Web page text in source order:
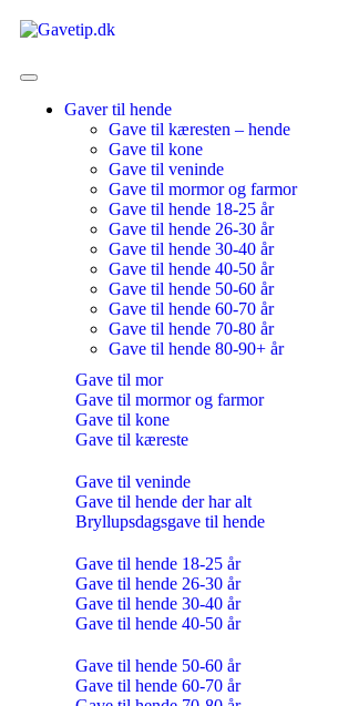
Gaver til hende
Gave til kæresten – hende
Gave til kone
Gave til veninde
Gave til mormor og farmor
Gave til hende 18-25 år
Gave til hende 26-30 år
Gave til hende 30-40 år
Gave til hende 40-50 år
Gave til hende 50-60 år
Gave til hende 60-70 år
Gave til hende 70-80 år
Gave til hende 80-90+ år
Gave til mor
Gave til mormor og farmor
Gave til kone
Gave til kæreste
Gave til veninde
Gave til hende der har alt
Bryllupsdagsgave til hende
Gave til hende 18-25 år
Gave til hende 26-30 år
Gave til hende 30-40 år
Gave til hende 40-50 år
Gave til hende 50-60 år
Gave til hende 60-70 år